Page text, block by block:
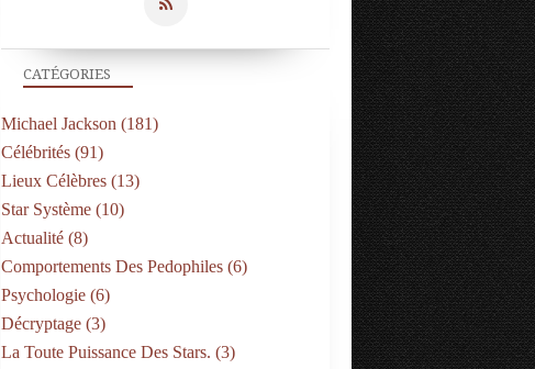
LIEUX CÉLÈBRES
CATÉGORIES
Michael Jackson (181)
Célébrités (91)
Lieux Célèbres (13)
Star Système (10)
Actualité (8)
Comportements Des Pedophiles (6)
Psychologie (6)
Décryptage (3)
La Toute Puissance Des Stars. (3)